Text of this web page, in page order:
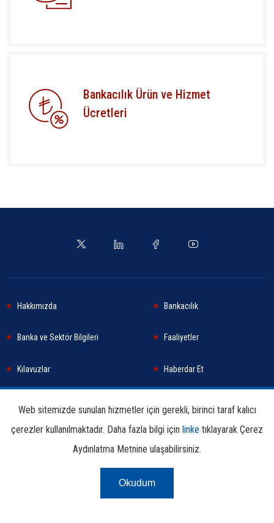
Bankacılık Ürün ve Hizmet
Ücretleri
Hakkımızda Bankacılık
Banka ve Sektör Bilgileri Faaliyetler
Kılavuzlar Haberdar Et
Araştırma ve Yayınlar İletişim Bilgileri
Kullanım
Koşulları
Web sitemizde sunulan hizmetler için gerekli, birinci taraf kalıcı
çerezler kullanılmaktadır. Daha fazla bilgi için linke tıklayarak Çerez
Aydınlatma Metnine ulaşabilirsiniz.
Okudum